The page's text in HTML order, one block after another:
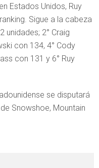
Estados Unidos, Ruy
Sigue a la cabeza
unidades; 2° Craig
con 134, 4° Cody
con 131 y 6° Ruy
se disputará
Snowshoe, Mountain